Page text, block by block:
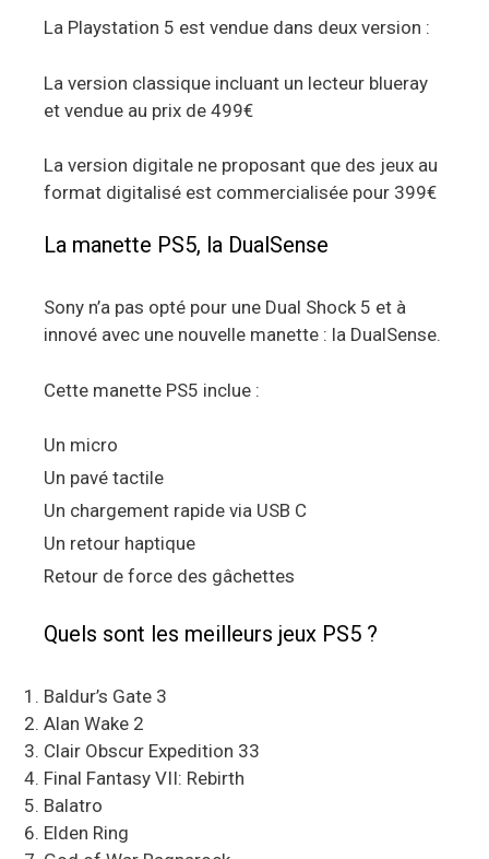
La Playstation 5 est vendue dans deux version :
La version classique incluant un lecteur blueray
et vendue au prix de 499€
La version digitale ne proposant que des jeux au
format digitalisé est commercialisée pour 399€
La manette PS5, la DualSense
Sony n’a pas opté pour une Dual Shock 5 et à
innové avec une nouvelle manette : la DualSense.
Cette manette PS5 inclue :
Un micro
Un pavé tactile
Un chargement rapide via USB C
Un retour haptique
Retour de force des gâchettes
Quels sont les meilleurs jeux PS5 ?
Baldur’s Gate 3
Alan Wake 2
Clair Obscur Expedition 33
Final Fantasy VII: Rebirth
Balatro
Elden Ring